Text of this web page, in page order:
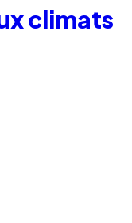
climats